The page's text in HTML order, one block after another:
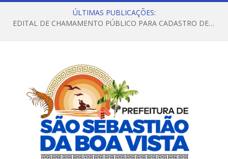
ÚLTIMAS PUBLICAÇÕES:
EDITAL DE CHAMAMENTO PÚBLICO PARA CADASTRO DE FAMÍLIAS NO SERVIÇO DE ACOLHIMENTO EM FAMÍLIA ACOLHEDORA